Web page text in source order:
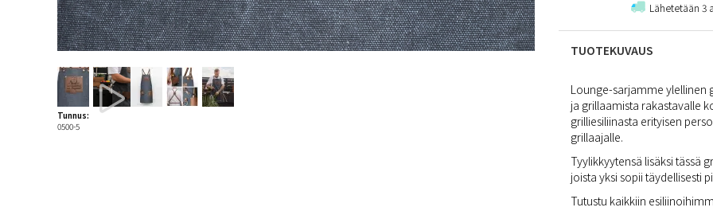
Lähetetään 3
TUOTEKUVAUS
Lounge-sarjamme ylellinen
ja grillaamista rakastavalle
grilliesiliinasta erityisen
grillaajalle.
Tyylikkyytensä lisäksi tässä
joista yksi sopii täydellisesti
Tutustu kaikkiin
Tunnus:
0500-5